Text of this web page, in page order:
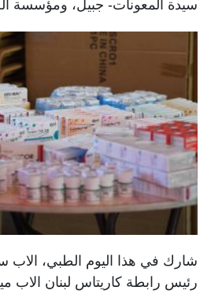
سيدة المعونات- جبيل، ومؤسسة
شارك في هذا اليوم الطبي، الاب
رئيس رابطة كاريتاس لبنان الاب